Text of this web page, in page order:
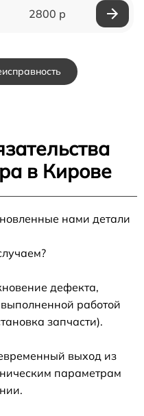
2800 р
в Кирове
нами детали
дефекта,
работой
запчасти).
выход из
параметрам